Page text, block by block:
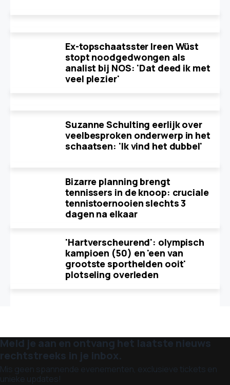
Ex-topschaatsster Ireen Wüst
stopt noodgedwongen als
analist bij NOS: 'Dat deed ik met
veel plezier'
Suzanne Schulting eerlijk over
veelbesproken onderwerp in het
schaatsen: 'Ik vind het dubbel'
Bizarre planning brengt
tennissers in de knoop: cruciale
tennistoernooien slechts 3
dagen na elkaar
'Hartverscheurend': olympisch
kampioen (50) en 'een van
grootste sporthelden ooit'
plotseling overleden
Meld je aan en ontvang het laatste nieuws
rechtstreeks in je inbox.
Mis geen spannende evenementen, exclusieve tickets en
unieke updates!